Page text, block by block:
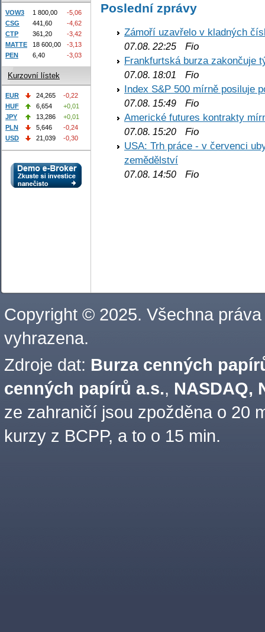
Poslední zprávy
Zámoří uzavřelo v kladných
07.08. 22:25 Fio
Frankfurtská burza zakončuje
07.08. 18:01
Fio
Index S&P 500 mírně posiluje
07.08. 15:49 Fio
Americké futures kontrakty
07.08. 15:20 Fio
USA: Trh práce - v červenci
zemědělství
07.08. 14:50 Fio
VOW3 1 800,00
-5,06
CSG
441,60
-4,62
CTP
361,20
-3,42
MATTE
18 600,00
-3,13
PEN
6,40 -3,03
Kurzovní lístek
EUR 24,265
-0,22
HUF
6,654
+0,01
JPY
13,286
+0,01
PLN
5,646
-0,24
USD
21,039 -0,30
Copyright © 2025. Všechna práva
vyhrazena.
Zdroje dat: Burza cenných
cenných papírů a.s., NASDAQ,
ze zahraničí jsou zpožděna o 20
kurzy z BCPP, a to o 15 min.